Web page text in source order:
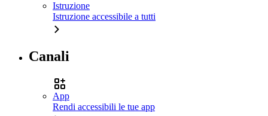
Istruzione
Istruzione accessibile a tutti
Canali
App
Rendi accessibili le tue app